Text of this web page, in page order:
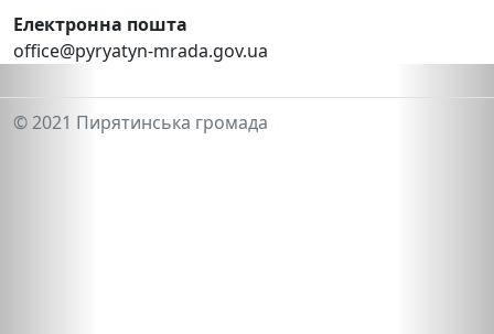
Електронна пошта
office@pyryatyn-mrada.gov.ua
© 2021 Пирятинська громада